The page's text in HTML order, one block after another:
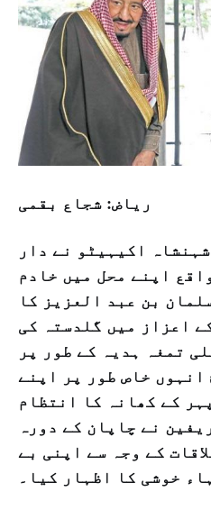
ریاض: شجاع بقمی
اکیہیٹو نے دار
اپنے محل میں خادم
بن عبد العزیز کا
اعزاز میں گلدستہ کی
تمغہ ہدیہ کے طور پر
انہوں خاص طور پر اپنے
کے کھانہ کا انتظام
نے چاپان کے دورہ
کے وجہ سے اپنی بے
خوشی کا اظہار کیا۔